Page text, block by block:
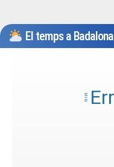
El temps a Badalona